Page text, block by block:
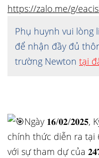
https://zalo.me/g/
Phụ huynh vui lòng
để nhận đầy đủ
trường Newton tại
Ngày 𝟏𝟔/𝟎𝟐/𝟐𝟎𝟐𝟓,
chính thức diễn ra tại
với sự tham dự của